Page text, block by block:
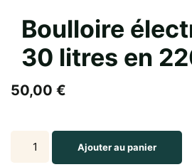
Boulloire
30 litres en
50,00 €
Boulloire
électrique
Ajouter au panier